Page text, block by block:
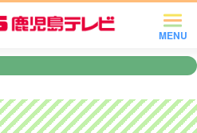
MENU